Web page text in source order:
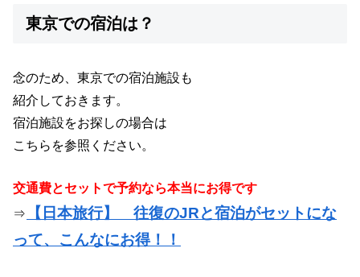
東京での宿泊は？
念のため、東京での宿泊施設も
紹介しておきます。
宿泊施設をお探しの場合は
こちらを参照ください。
交通費とセットで予約なら本当にお得です
⇒
【日本旅行】 往復のJRと宿泊がセットにな
って、こんなにお得！！